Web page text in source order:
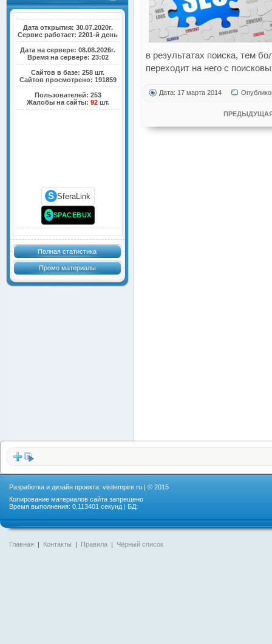
Дата открытия: 30.07.2020г.
Сервис работает: 2201-й день
Дата на сервере: 08.08.2026г.
Время на сервере: 23:02
Сайтов в базе: 258 шт.
Сайтов просмотрено: 191859
Пользователей: 253
Жалобы на сайты: 92шт.
S SferaLink
S SPACEBUX
Полная статистика
Промо материалы
в результатах поиска, тем
переходит на него с
Дата: 17 марта 2014
Разработка и дизайн проекта: visitempire.ru | © 2015
Копирование материалов сайта запрещено
Время выполнения: 0,113401 секунд | БД:
Главная | Контакты | Правила | Чёрный список